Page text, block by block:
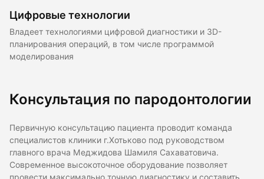
Цифровые технологии
Владеет технологиями цифровой диагностики и 3D-
планирования операций, в том числе программой
моделирования
Консультация по пародонтологии
Первичную консультацию пациента проводит команда
специалистов клиники г.Хотьково под руководством
главного врача Меджидова Шамиля Сахаватовича.
Современное высокоточное оборудование позволяет
провести максимально точную диагностику и составить